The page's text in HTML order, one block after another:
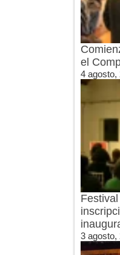
el
4 agosto,
3 agosto,